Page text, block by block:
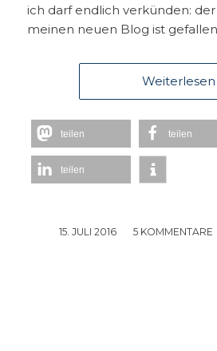
ich darf endlich verkünden:
meinen neuen Blog ist
Weiterlesen
teilen teilen
teilen
15. JULI 2016
/ 5 KOMMENTARE
/